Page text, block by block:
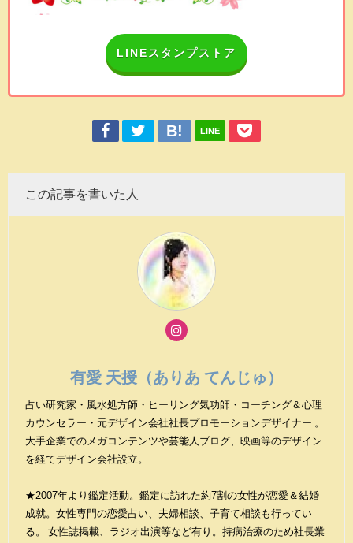
LINEスタンプストア
LINE
この記事を書いた人
有愛 天授（ありあ てんじゅ）
占い研究家・風水処方師・ヒーリング気功師・コーチング＆心理
カウンセラー・元デザイン会社社長プロモーションデザイナー 。
大手企業でのメガコンテンツや芸能人ブログ、映画等のデザイン
を経てデザイン会社設立。
★2007年より鑑定活動。鑑定に訪れた約7割の女性が恋愛＆結婚
成就。女性専門の恋愛占い、夫婦相談、子育て相談も行ってい
る。 女性誌掲載、ラジオ出演等など有り。持病治療のため社長業